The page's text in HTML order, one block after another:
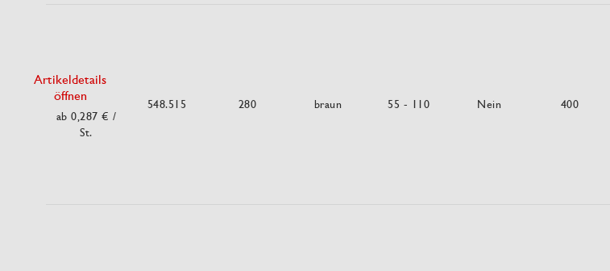
Artikeldetails
öffnen
ab 0,287 € /
St.
548.515 280 braun 55 - 110 Nein 400